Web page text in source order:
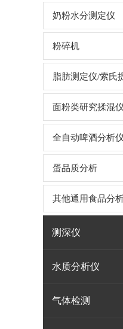
奶粉水分测定仪
粉碎机
脂肪测定仪/索氏
面粉类研究揉混
全自动啤酒分析仪
蛋品质分析
其他通用食品分
测深仪
水质分析仪
气体检测